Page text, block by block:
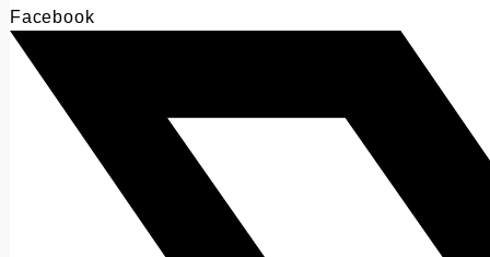
Facebook